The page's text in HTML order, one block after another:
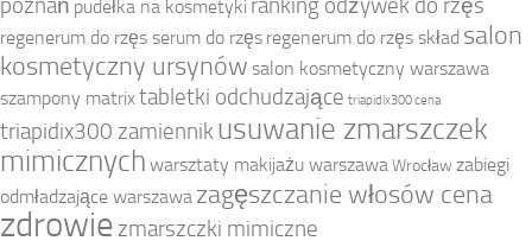
poznań pudełka na kosmetyki ranking odżywek do rzęs
regenerum do rzęs serum do rzęs regenerum do rzęs skład salon
kosmetyczny ursynów salon kosmetyczny warszawa
szampony matrixtabletki odchudzające triapidix300 cena
triapidix300 zamiennikusuwanie zmarszczek
mimicznych warsztaty makijażu warszawaWrocław zabiegi
odmładzające warszawa zagęszczanie włosów cena
zdrowiezmarszczki mimiczne